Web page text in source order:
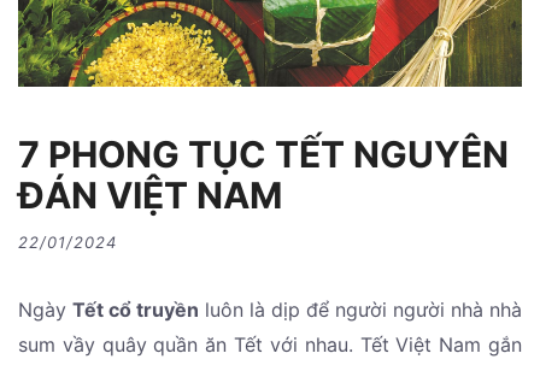
7 PHONG TỤC TẾT NGUYÊN
ĐÁN VIỆT NAM
22/01/2024
Ngày Tết cổ truyền luôn là dịp để người người nhà nhà
sum vầy quây quần ăn Tết với nhau. Tết Việt Nam gắn